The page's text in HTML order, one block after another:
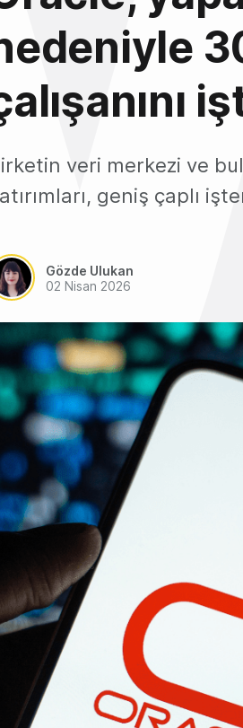
veri merkezi ve
geniş çaplı
Gözde Ulukan
02 Nisan 2026